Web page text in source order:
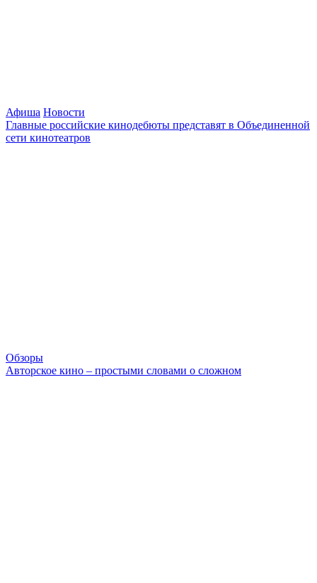
Афиша Новости
Главные российские кинодебюты представят в Объединенной
сети кинотеатров
Обзоры
Авторское кино – простыми словами о сложном